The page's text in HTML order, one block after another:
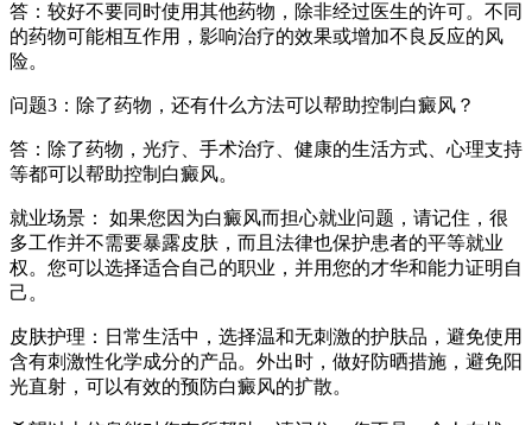
答：较好不要同时使用其他药物，除非经过医生的许可。不同
的药物可能相互作用，影响治疗的效果或增加不良反应的风
险。
问题3：除了药物，还有什么方法可以帮助控制白癜风？
答：除了药物，光疗、手术治疗、健康的生活方式、心理支持
等都可以帮助控制白癜风。
就业场景： 如果您因为白癜风而担心就业问题，请记住，很
多工作并不需要暴露皮肤，而且法律也保护患者的平等就业
权。您可以选择适合自己的职业，并用您的才华和能力证明自
己。
皮肤护理：日常生活中，选择温和无刺激的护肤品，避免使用
含有刺激性化学成分的产品。外出时，做好防晒措施，避免阳
光直射，可以有效的预防白癜风的扩散。